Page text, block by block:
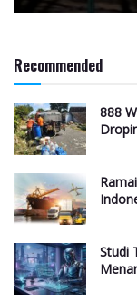
Recommended
888
Studi